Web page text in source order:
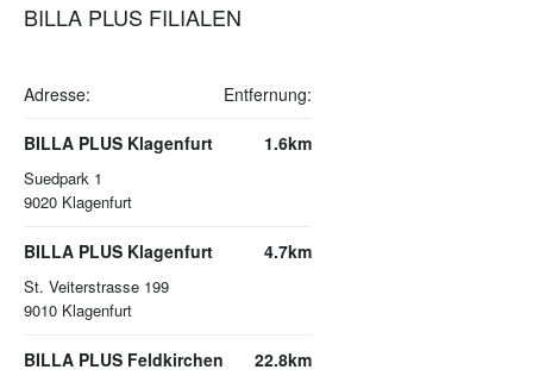
BILLA PLUS FILIALEN
Adresse: Entfernung:
BILLA PLUS Klagenfurt
Suedpark 1
9020 Klagenfurt
1.6km
BILLA PLUS Klagenfurt
St. Veiterstrasse 199
9010 Klagenfurt
4.7km
BILLA PLUS Feldkirchen 22.8km